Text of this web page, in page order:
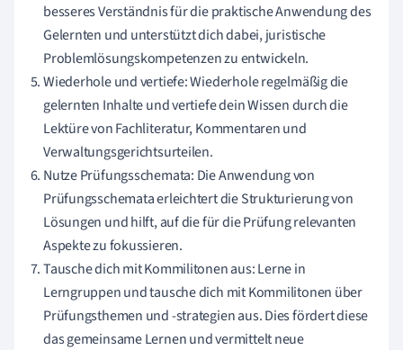
besseres Verständnis für die praktische Anwendung des
Gelernten und unterstützt dich dabei, juristische
Problemlösungskompetenzen zu entwickeln.
Wiederhole und vertiefe: Wiederhole regelmäßig die
gelernten Inhalte und vertiefe dein Wissen durch die
Lektüre von Fachliteratur, Kommentaren und
Verwaltungsgerichtsurteilen.
Nutze Prüfungsschemata: Die Anwendung von
Prüfungsschemata erleichtert die Strukturierung von
Lösungen und hilft, auf die für die Prüfung relevanten
Aspekte zu fokussieren.
Tausche dich mit Kommilitonen aus: Lerne in
Lerngruppen und tausche dich mit Kommilitonen über
Prüfungsthemen und -strategien aus. Dies fördert diese
das gemeinsame Lernen und vermittelt neue